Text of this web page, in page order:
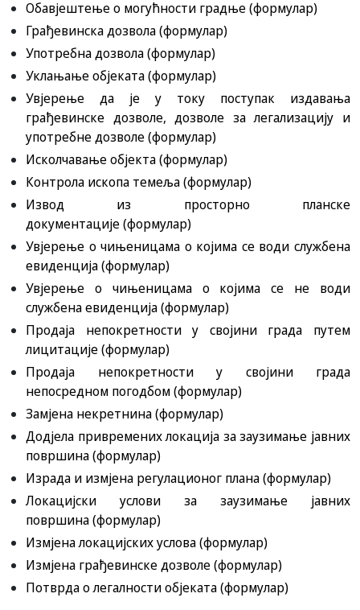
Обавјештење о могућности градње(формулар)
Грађевинска дозвола(формулар)
Употребна дозвола(формулар)
Уклањање објеката(формулар)
Увјерење да је у току поступак издавања
грађевинске дозволе, дозволе за легализацију и
употребне дозволе(формулар)
Исколчавање објекта(формулар)
Контрола ископа темеља(формулар)
Извод из просторно планске
документације(формулар)
Увјерење о чињеницама о којима се води службена
евиденција(формулар)
Увјерење о чињеницама о којима се не води
службена евиденција(формулар)
Продаја непокретности у својини града путем
лицитације(формулар)
Продаја непокретности у својини града
непосредном погодбом(формулар)
Замјена некретнина(формулар)
Додјела привремених локација за заузимање јавних
површина(формулар)
Израда и измјена регулационог плана(формулар)
Локацијски услови за заузимање јавних
површина(формулар)
Измјена локацијских услова(формулар)
Измјена грађевинске дозволе(формулар)
Потврда о легалности објеката(формулар)